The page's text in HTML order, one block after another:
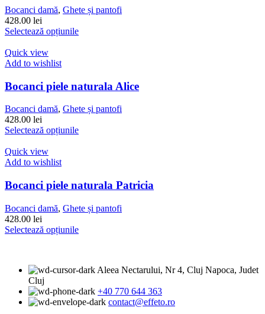
pot
fi
în
Bocanci damă, Ghete și pantofi
428.00 lei
Selectează opțiunileAcest
variații.
Opțiunile
pot
fi
în
Quick view
Add to wishlist
Bocanci piele naturala Alice
Bocanci damă, Ghete și pantofi
428.00 lei
Selectează opțiunileAcest
variații.
Opțiunile
pot
fi
în
Quick view
Add to wishlist
Bocanci piele naturala Patricia
Bocanci damă, Ghete și pantofi
428.00 lei
Selectează opțiunileAcest
multe
Opțiunile
pot
Aleea Nectarului, Nr 4, Cluj Napoca, Judet
Cluj
+40 770 644 363
contact@effeto.ro